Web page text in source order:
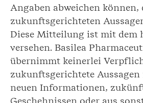
Angaben abweichen können,
zukunftsgerichteten
Diese Mitteilung ist mit dem
versehen. Basilea
übernimmt keinerlei
zukunftsgerichtete
neuen Informationen,
Geschehnissen oder aus